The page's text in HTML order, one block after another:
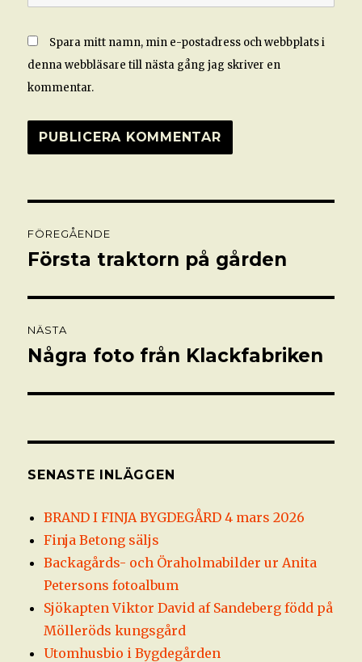
Spara mitt namn, min e-postadress och webbplats i
denna webbläsare till nästa gång jag skriver en
kommentar.
FÖREGÅENDE
Föregående
Första traktorn på gården
NÄSTA
Nästa
Några foto från Klackfabriken
SENASTE INLÄGGEN
BRAND I FINJA BYGDEGÅRD 4 mars 2026
Finja Betong säljs
Backagårds- och Öraholmabilder ur Anita
Petersons fotoalbum
Sjökapten Viktor David af Sandeberg född på
Mölleröds kungsgård
Utomhusbio i Bygdegården